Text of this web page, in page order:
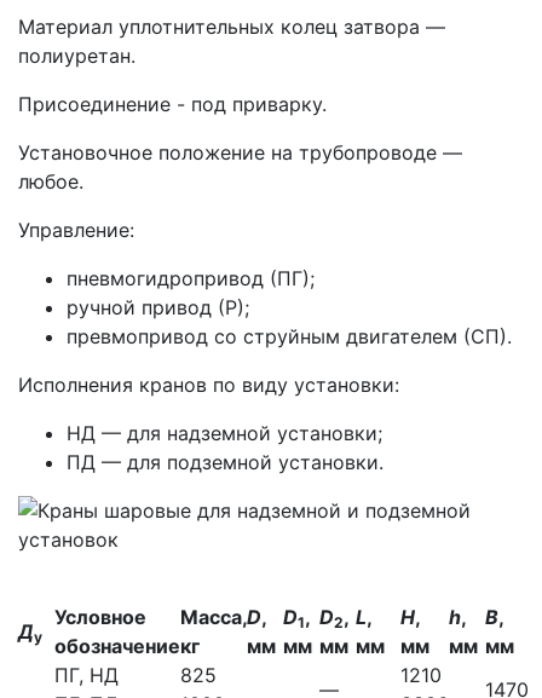
Материал уплотнительных колец затвора —
полиуретан.
Присоединение - под приварку.
Установочное положение на трубопроводе —
любое.
Управление:
пневмогидропривод (ПГ);
ручной привод (Р);
превмопривод со струйным двигателем (СП).
Исполнения кранов по виду установки:
НД — для надземной установки;
ПД — для подземной установки.
Ду
Условное
обозначение
Масса,
кг
D,
мм
D1,
мм
D2,
мм
L,
мм
H,
мм
h,
мм
B,
мм
ПГ, НД
825
—
1210
1470